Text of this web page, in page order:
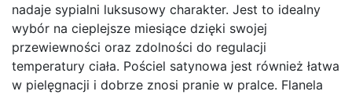
nadaje sypialni luksusowy charakter. Jest to idealny
wybór na cieplejsze miesiące dzięki swojej
przewiewności oraz zdolności do regulacji
temperatury ciała. Pościel satynowa jest również łatwa
w pielęgnacji i dobrze znosi pranie w pralce. Flanela